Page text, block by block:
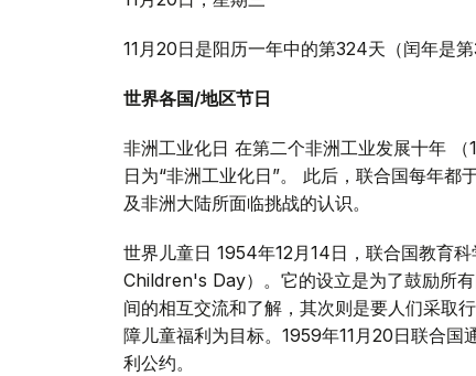
11月20日是阳历一年中的第324天（闰年是
世界各国/地区节日
非洲工业化日 在第二个非洲工业发展十年
日为“非洲工业化日”。 此后，联合国每年
及非洲大陆所面临挑战的认识。
世界儿童日 1954年12月14日，联合国教育
Children's Day）。它的设立是为了鼓励所
间的相互交流和了解，其次则是要人们采取
障儿童福利为目标。1959年11月20日联合
利公约。